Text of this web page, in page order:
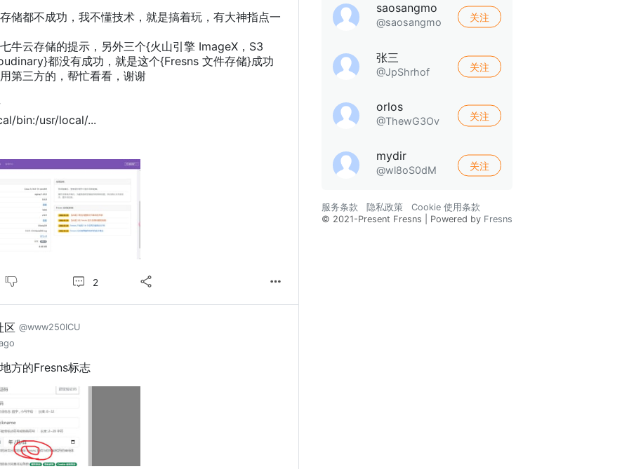
储都不成功，我不懂技术，就是搞着玩，有大神指点一
牛云存储的提示，另外三个{火山引擎 ImageX，S3
都没有成功，就是这个{Fresns 文件存储}成功
第三方的，帮忙看看，谢谢
bin:/usr/local/...
2
区 @www250ICU
方的Fresns标志
saosangmo
@saosangmo 关注
张三
@JpShrhof 关注
orlos
@ThewG3Ov 关注
mydir
@wl8oS0dM 关注
服务条款 隐私政策
Cookie 使用条款
© 2021-Present Fresns | Powered by Fresns